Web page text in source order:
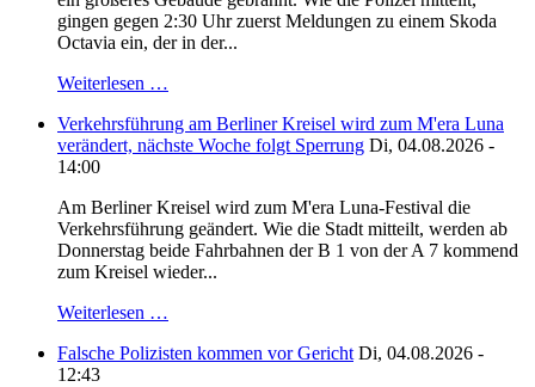
gingen gegen 2:30 Uhr zuerst Meldungen zu einem Skoda
Octavia ein, der in der...
Weiterlesen …
Verkehrsführung am Berliner Kreisel wird zum M'era Luna
verändert, nächste Woche folgt Sperrung Di, 04.08.2026 -
14:00
Am Berliner Kreisel wird zum M'era Luna-Festival die
Verkehrsführung geändert. Wie die Stadt mitteilt, werden ab
Donnerstag beide Fahrbahnen der B 1 von der A 7 kommend
zum Kreisel wieder...
Weiterlesen …
Falsche Polizisten kommen vor Gericht Di, 04.08.2026 -
12:43